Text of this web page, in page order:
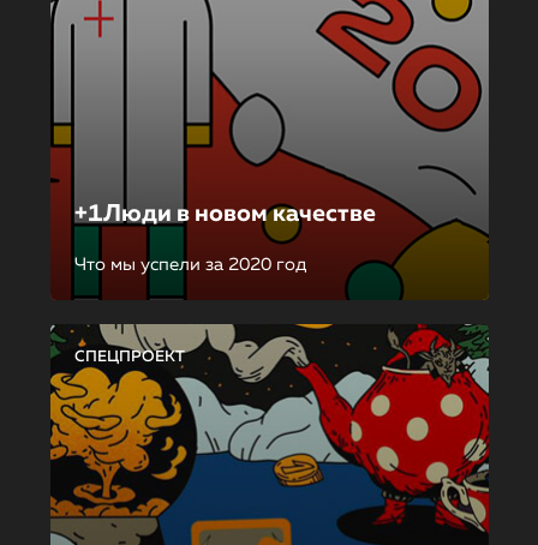
+1Люди в новом качестве
Что мы успели за 2020 год
СПЕЦПРОЕКТ